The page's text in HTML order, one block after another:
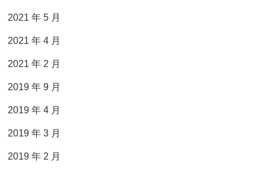
2021 年 5 月
2021 年 4 月
2021 年 2 月
2019 年 9 月
2019 年 4 月
2019 年 3 月
2019 年 2 月